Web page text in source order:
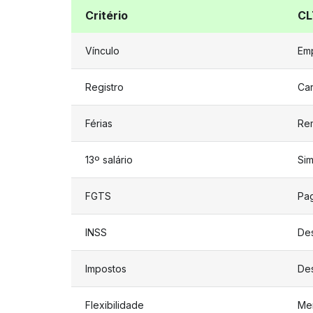
Critério
Vínculo
Registro
Férias
13º salário Sim
FGTS
INSS
Impostos
Flexibilidade